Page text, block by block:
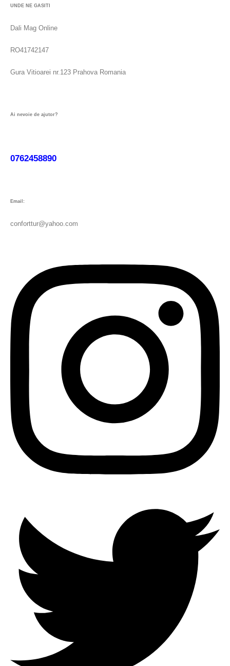
UNDE NE GASITI
Dali Mag Online
RO41742147
Gura Vitioarei nr.123 Prahova Romania
Ai nevoie de ajutor?
0762458890
Email:
conforttur@yahoo.com